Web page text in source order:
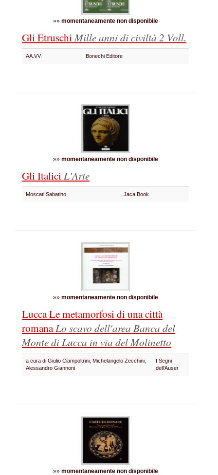
»» momentaneamente non disponibile
Gli EtruschiMille anni di civiltà 2 Voll.
AA.VV. Bonechi Editore
»» momentaneamente non disponibile
Gli ItaliciL'Arte
Moscati Sabatino Jaca Book
»» momentaneamente non disponibile
Lucca Le metamorfosi di una città
romanaLo scavo dell'area Banca del
Monte di Lucca in via del Molinetto
a cura di Giulio Ciampoltrini, Michelangelo Zecchini,
Alessandro Giannoni
I Segni
dell'Auser
»» momentaneamente non disponibile